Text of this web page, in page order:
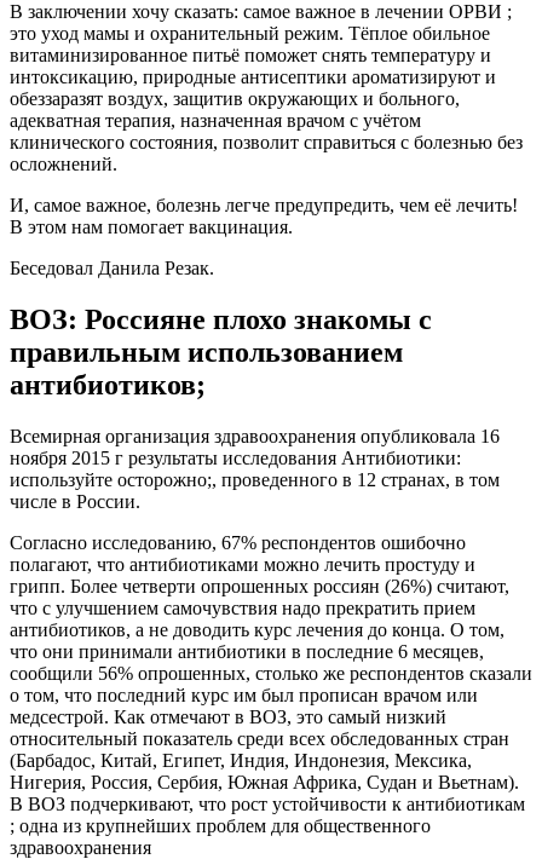
В заключении хочу сказать: самое важное в лечении ОРВИ ;
это уход мамы и охранительный режим. Тёплое обильное
витаминизированное питьё поможет снять температуру и
интоксикацию, природные антисептики ароматизируют и
обеззаразят воздух, защитив окружающих и больного,
адекватная терапия, назначенная врачом с учётом
клинического состояния, позволит справиться с болезнью без
осложнений.
И, самое важное, болезнь легче предупредить, чем её лечить!
В этом нам помогает вакцинация.
Беседовал Данила Резак.
ВОЗ: Россияне плохо знакомы с
правильным использованием
антибиотиков;
Всемирная организация здравоохранения опубликовала 16
ноября 2015 г результаты исследования Антибиотики:
используйте осторожно;, проведенного в 12 странах, в том
числе в России.
Согласно исследованию, 67% респондентов ошибочно
полагают, что антибиотиками можно лечить простуду и
грипп. Более четверти опрошенных россиян (26%) считают,
что с улучшением самочувствия надо прекратить прием
антибиотиков, а не доводить курс лечения до конца. О том,
что они принимали антибиотики в последние 6 месяцев,
сообщили 56% опрошенных, столько же респондентов сказали
о том, что последний курс им был прописан врачом или
медсестрой. Как отмечают в ВОЗ, это самый низкий
относительный показатель среди всех обследованных стран
(Барбадос, Китай, Египет, Индия, Индонезия, Мексика,
Нигерия, Россия, Сербия, Южная Африка, Судан и Вьетнам).
В ВОЗ подчеркивают, что рост устойчивости к антибиотикам
; одна из крупнейших проблем для общественного
здравоохранения